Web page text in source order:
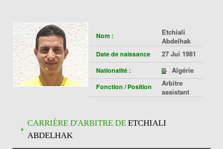
Nom :
Etchiali
Abdelhak
Date de naissance 27 Jui 1981
Nationalité : Algérie
Fonction / Position
Arbitre
assistant
CARRIÈRE D'ARBITRE DE ETCHIALI
ABDELHAK